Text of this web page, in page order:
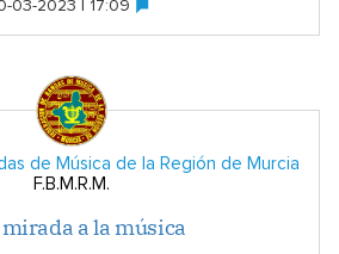
03-2023 | 17:09
de Música de la Región de Murcia
F.B.M.R.M.
a la música